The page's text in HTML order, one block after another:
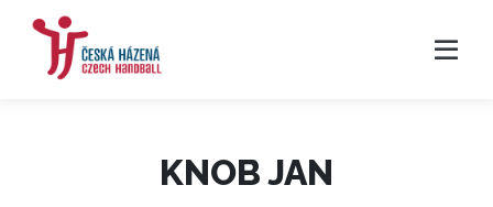
KNOB JAN